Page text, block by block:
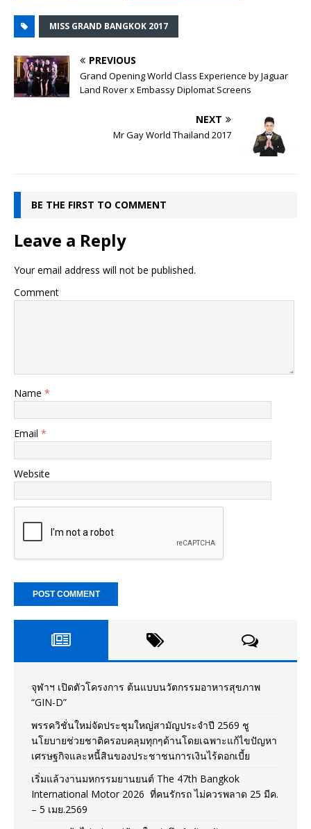
MISS GRAND BANGKOK 2017
PREVIOUS
Grand Opening World Class Experience by Jaguar
Land Rover x Embassy Diplomat Screens
NEXT
Mr Gay World Thailand 2017
BE THE FIRST TO COMMENT
Leave a Reply
Your email address will not be published.
Comment
Name *
Email *
Website
จุฬาฯ เปิดตัวโครงการ ต้นแบบนวัตกรรมอาหารสุขภาพ
“GIN-D”
พรรควิชั่นใหม่จัดประชุมใหญ่สามัญประจำปี 2569 ชู
นโยบายช่วยชาติครอบคลุมทุกๆด้านโดยเฉพาะแก้ไขปัญหา
เศรษฐกิจและหนี้สินของประชาชนการเงินไร้ดอกเบี้ย
เริ่มแล้วงานมหกรรมยานยนต์ The 47th Bangkok
International Motor 2026 ที่คนรักรถ ไม่ควรพลาด 25 มีค.
– 5 เมย.2569